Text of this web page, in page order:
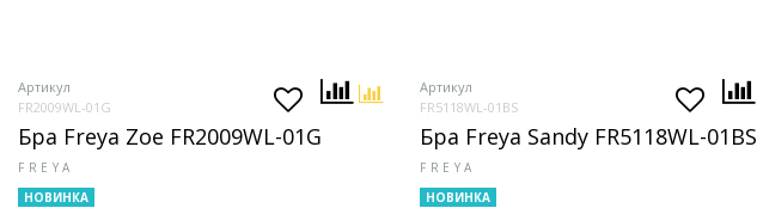
Артикул
FR2009WL-01G
Бра Freya Zoe FR2009WL-01G
FREYA
НОВИНКА
Артикул
FR5118WL-01BS
Бра Freya Sandy FR5118WL-01BS
FREYA
НОВИНКА